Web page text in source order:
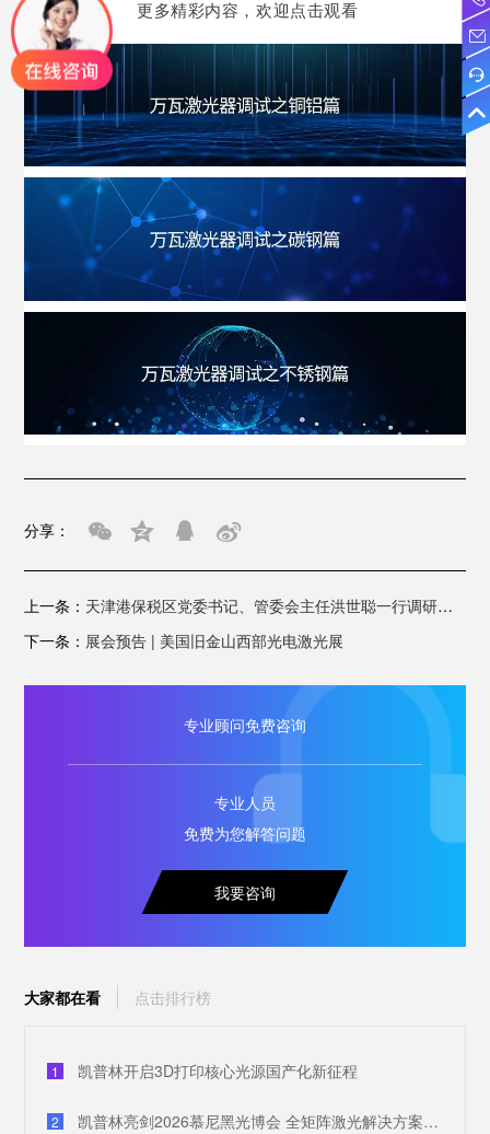
更多精彩内容，欢迎点击观看
分享：
上一条： 天津港保税区党委书记、管委会主任洪世聪一行调研凯普林天津自动化生产基地
下一条： 展会预告 | 美国旧金山西部光电激光展
专业顾问免费咨询
专业人员
免费为您解答问题
我要咨询
大家都在看 点击排行榜
1 凯普林开启3D打印核心光源国产化新征程
2 凯普林亮剑2026慕尼黑光博会 全矩阵激光解决方案破解全球产业痛点